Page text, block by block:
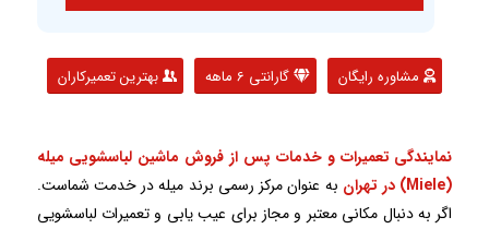
مشاوره رایگان گارانتی 6 ماهه بهترین تعمیرکاران
نمایندگی تعمیرات و خدمات پس از فروش ماشین لباسشویی میله
(Miele) در تهران
به عنوان مرکز رسمی برند میله در خدمت شماست.
اگر به دنبال مکانی معتبر و مجاز برای عیب یابی و تعمیرات لباسشویی